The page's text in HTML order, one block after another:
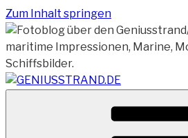
Zum Inhalt springen
Vom Geniusstrand zum
Terminal Wilhelmshaven